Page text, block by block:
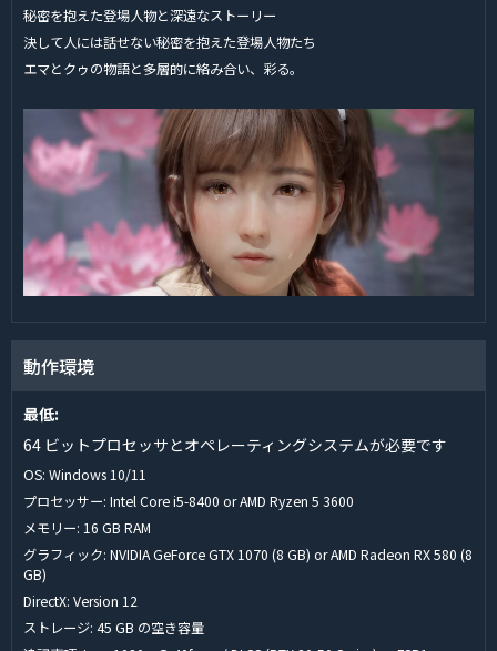
秘密を抱えた登場人物と深遠なストーリー
決して人には話せない秘密を抱えた登場人物たち
エマとクゥの物語と多層的に絡み合い、彩る。
動作環境
最低:
64 ビットプロセッサとオペレーティングシステムが必要です
OS: Windows 10/11
プロセッサー: Intel Core i5-8400 or AMD Ryzen 5 3600
メモリー: 16 GB RAM
グラフィック: NVIDIA GeForce GTX 1070 (8 GB) or AMD Radeon RX 580 (8
GB)
DirectX: Version 12
ストレージ: 45 GB の空き容量